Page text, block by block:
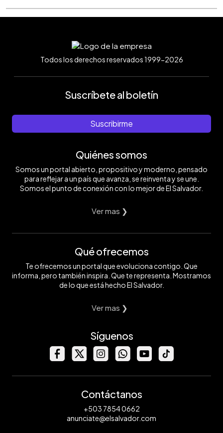
Todos los derechos reservados 1999-2026
Suscríbete al boletín
Suscribirme
Quiénes somos
Somos un portal abierto, propositivo y moderno, pensado
para reflejar a un país que avanza, se reinventa y se une.
Somos el punto de conexión con lo mejor de El Salvador.
Ver mas ❯
Qué ofrecemos
Te ofrecemos un portal que evoluciona contigo. Que
informa, pero también inspira. Que te representa. Mostramos
de lo que está hecho El Salvador.
Ver mas ❯
Síguenos
Contáctanos
+503 7854 0662
anunciate@elsalvador.com